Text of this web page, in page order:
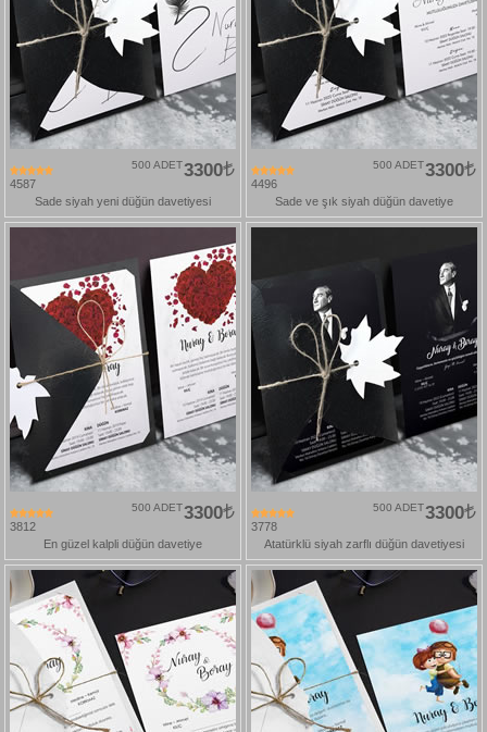
4587
3300
500 ADET
Sade siyah yeni düğün davetiyesi
4496
3300
500 ADET
Sade ve şık siyah düğün davetiye
3812
3300
500 ADET
En güzel kalpli düğün davetiye
3778
3300
500 ADET
Atatürklü siyah zarflı düğün davetiyesi